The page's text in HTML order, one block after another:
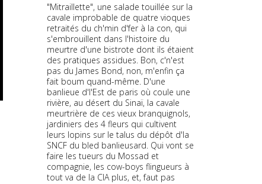
"Mitraillette", une salade touillée sur la
cavale improbable de quatre vioques
retraités du ch'min d'fer à la con, qui
s'embrouillent dans l'histoire du
meurtre d'une bistrote dont ils étaient
des pratiques assidues. Bon, c'n'est
pas du James Bond, non, m'enfin ça
fait boum quand-même. D'une
banlieue d'l'Est de paris où coule une
rivière, au désert du Sinaï, la cavale
meurtrière de ces vieux branquignols,
jardiniers des 4 fleurs qui cultivent
leurs lopins sur le talus du dépôt d'la
SNCF du bled banlieusard. Qui vont se
faire les tueurs du Mossad et
compagnie, les cow-boys flingueurs à
tout va de la CIA plus, et, faut pas